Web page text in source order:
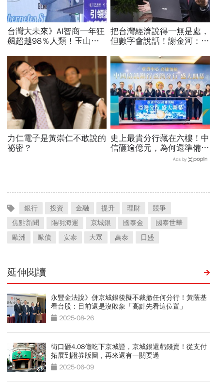
台灣大未來》AI智商一年狂
飆超越98％人類！玉山金
二哲學」：長官請自己卯下
去玩AI
把台灣經濟說得一無是處，
但數字會說話！謝金河：中
們的半導體」
力仁電子是黃崇仁不敢說的
祕密？
史上最貴分行藏在六樓！中
信砸逾億元，為何還準備一
間「不常用」的會議室？
Ads by
銀行 投資 金融 提升 理財
競爭
焦點新聞
陽明海運 京城銀 國泰金
國泰世華
歐洲
歐債 安泰 大眾 萬泰 日盛
延伸閱讀
永豐金法說》併京城銀後擬不裁撤任何分行！黃蔭基
看台股：目前還是沒敗象「高點先看這位置」
2025-08-26
街口砸4.08億吃下京城證，京城銀還虧錢賣！從支付
拓展到證券版圖，再來還有一關要過
2025-06-09